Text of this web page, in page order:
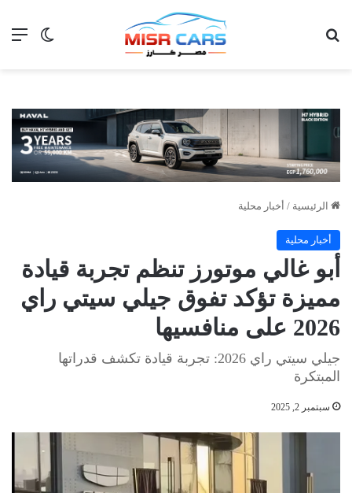
الوضع
الرئيسية / أخبار محلية
أخبار محلية
أبو غالي موتورز تنظم تجربة قيادة
مميزة تؤكد تفوق جيلي سيتي راي
2026 على منافسيها
جيلي سيتي راي 2026: تجربة قيادة تكشف قدراتها
المبتكرة
سبتمبر 2, 2025